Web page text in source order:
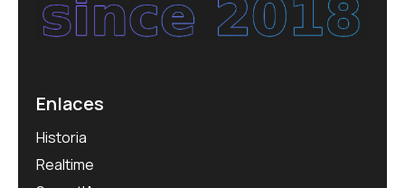
Enlaces
Historia
Realtime